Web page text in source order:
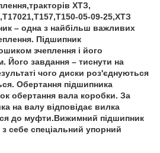
ХТЗ,
05-09-25,ХТЗ
– одна з найбільш важливих
Підшипник
зчеплення і його
Його завдання – тиснути на
чого диски роз'єднуються
Обертання підшипника
обертання вала коробки. За
на валу відповідає вилка
до муфти.Вижимний підшипник
себе спеціальний упорний